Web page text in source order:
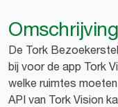
Omschrijving
De Tork
bij voor de app Tork
welke ruimtes
API van Tork Vision